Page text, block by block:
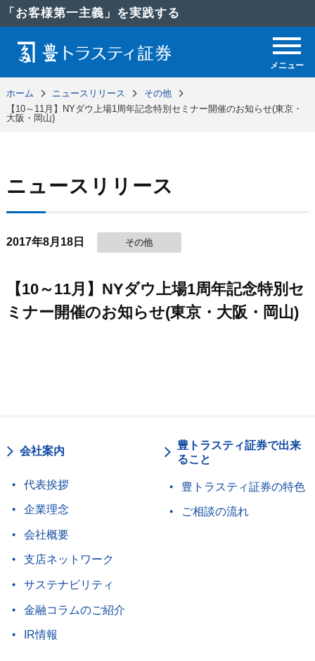
「お客様第一主義」を実践する
メニュー
ホーム ニュースリリース
その他
【10～11月】NYダウ上場1周年記念特別セミナー開催のお知らせ(東京・
大阪・岡山)
ニュースリリース
2017年8月18日 その他
【10～11月】NYダウ上場1周年記念特別セ
ミナー開催のお知らせ(東京・大阪・岡山)
会社案内
代表挨拶
企業理念
会社概要
支店ネットワーク
サステナビリティ
金融コラムのご紹介
IR情報
豊トラスティ証券で出来
ること
豊トラスティ証券の特色
ご相談の流れ